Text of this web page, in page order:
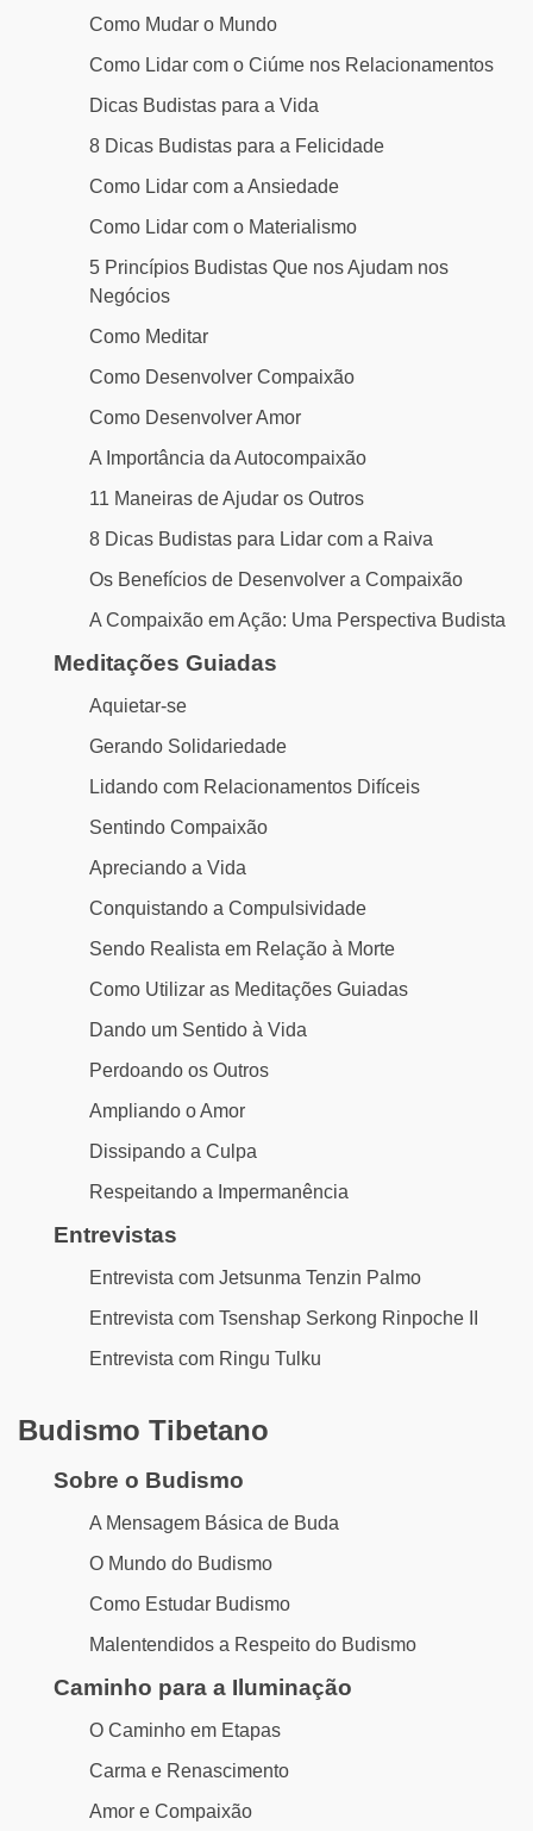
Como Mudar o Mundo
Como Lidar com o Ciúme nos Relacionamentos
Dicas Budistas para a Vida
8 Dicas Budistas para a Felicidade
Como Lidar com a Ansiedade
Como Lidar com o Materialismo
5 Princípios Budistas Que nos Ajudam nos
Negócios
Como Meditar
Como Desenvolver Compaixão
Como Desenvolver Amor
A Importância da Autocompaixão
11 Maneiras de Ajudar os Outros
8 Dicas Budistas para Lidar com a Raiva
Os Benefícios de Desenvolver a Compaixão
A Compaixão em Ação: Uma Perspectiva Budista
Meditações Guiadas
Aquietar-se
Gerando Solidariedade
Lidando com Relacionamentos Difíceis
Sentindo Compaixão
Apreciando a Vida
Conquistando a Compulsividade
Sendo Realista em Relação à Morte
Como Utilizar as Meditações Guiadas
Dando um Sentido à Vida
Perdoando os Outros
Ampliando o Amor
Dissipando a Culpa
Respeitando a Impermanência
Entrevistas
Entrevista com Jetsunma Tenzin Palmo
Entrevista com Tsenshap Serkong Rinpoche II
Entrevista com Ringu Tulku
Budismo Tibetano
Sobre o Budismo
A Mensagem Básica de Buda
O Mundo do Budismo
Como Estudar Budismo
Malentendidos a Respeito do Budismo
Caminho para a Iluminação
O Caminho em Etapas
Carma e Renascimento
Amor e Compaixão